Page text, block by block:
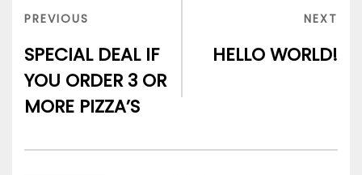
de
l’article
PREVIOUS
PREVIOUS
SPECIAL DEAL IF
YOU ORDER 3 OR
MORE PIZZA’S
NEXT
HELLO WORLD!